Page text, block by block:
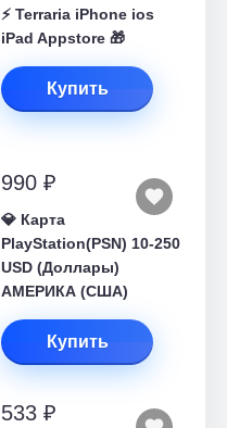
⚡️ Terraria iPhone ios
iPad Appstore 🎁
Купить
990 ₽
💎 Карта
PlayStation(PSN) 10-250
USD (Доллары)
АМЕРИКА (США)
Купить
533 ₽